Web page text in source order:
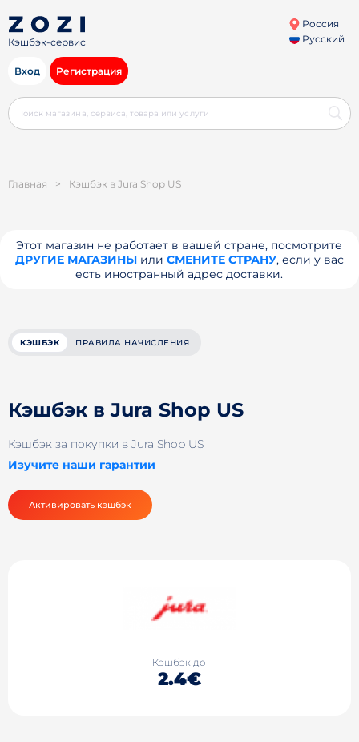
Кэшбэк-сервис
Россия
Русский
Вход Регистрация
Главная > Кэшбэк в Jura Shop US
Этот магазин не работает в вашей стране, посмотрите
ДРУГИЕ МАГАЗИНЫили СМЕНИТЕ СТРАНУ, если у вас
есть иностранный адрес доставки.
КЭШБЭК ПРАВИЛА НАЧИСЛЕНИЯ
Кэшбэк в Jura Shop US
Кэшбэк за покупки в Jura Shop US
Изучите наши гарантии
Активировать кэшбэк
Кэшбэк до
2.4€